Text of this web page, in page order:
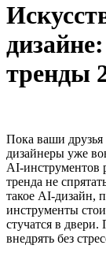
тренды
Пока ваши друзья
дизайнеры уже
AI‑инструментов
тренда не
такое AI‑дизайн,
инструменты
стучатся в
внедрять без